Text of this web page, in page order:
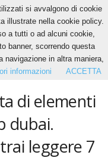
di elementi
dubai.
leggere 7
si avvalgono di cookie
illustrate nella cookie policy.
a tutti o ad alcuni cookie,
banner, scorrendo questa
navigazione in altra maniera,
informazioni ACCETTA